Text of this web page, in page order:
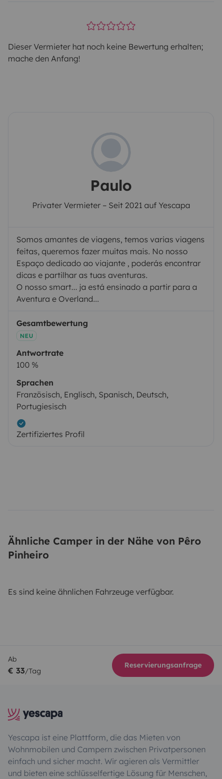
Dieser Vermieter hat noch keine Bewertung erhalten;
mache den Anfang!
Paulo
Privater Vermieter – Seit 2021 auf Yescapa
Somos amantes de viagens, temos varias viagens
feitas, queremos fazer muitas mais. No nosso
Espaço dedicado ao viajante , poderás encontrar
dicas e partilhar as tuas aventuras.
O nosso smart... ja está ensinado a partir para a
Aventura e Overland...
Gesamtbewertung
NEU
Antwortrate
100 %
Sprachen
Französisch, Englisch, Spanisch, Deutsch,
Portugiesisch
Zertifiziertes Profil
Ähnliche Camper in der Nähe von Pêro
Pinheiro
Es sind keine ähnlichen Fahrzeuge verfügbar.
Ab
€ 33/Tag
Reservierungsanfrage
Yescapa ist eine Plattform, die das Mieten von
Wohnmobilen und Campern zwischen Privatpersonen
einfach und sicher macht. Wir agieren als Vermittler
und bieten eine schlüsselfertige Lösung für Menschen,